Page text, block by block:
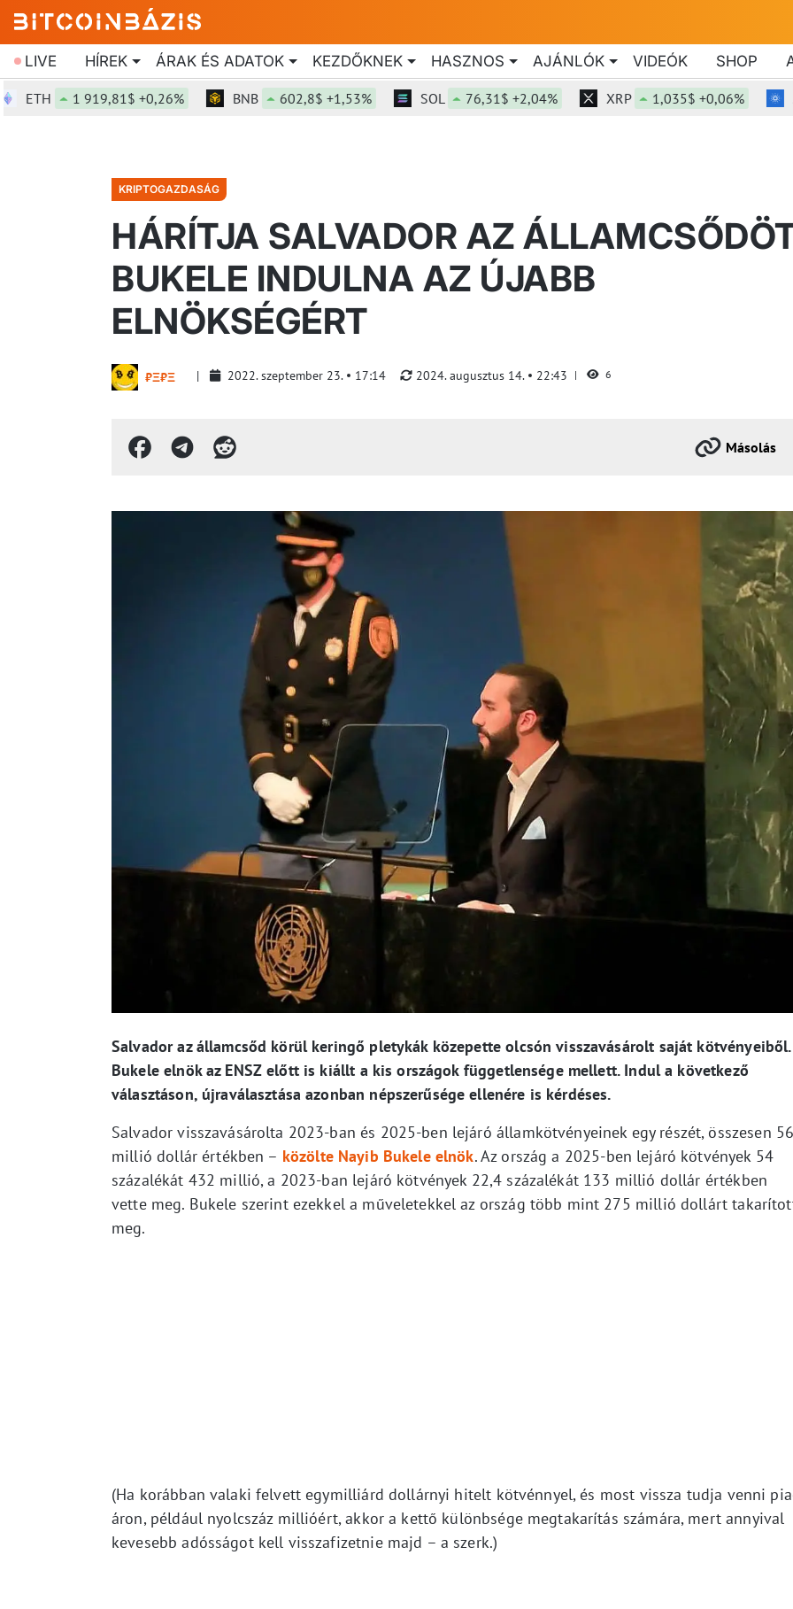
LIVE HÍREK ÁRAK ÉS ADATOK KEZDŐKNEK HASZNOS AJÁNLÓK VIDEÓK SHOP
1 919,81$ +0,26% BNB 602,8$ +1,53% SOL 76,31$ +2,04% XRP 1,035$ +0,06% ADA
KRIPTOGAZDASÁG
HÁRÍTJA SALVADOR AZ
BUKELE INDULNA AZ ÚJABB
ELNÖKSÉGÉRT
₿Ξ₿Ξ 2022. szeptember 23. 17:14 2024. augusztus 14. 22:43 6
Másolás
Salvador az államcsőd körül keringő pletykák közepette olcsón visszavásárolt saját kötvényeiből.
Bukele elnök az ENSZ előtt is kiállt a kis országok függetlensége mellett. Indul a következő
választáson, újraválasztása azonban népszerűsége ellenére is kérdéses.
Salvador visszavásárolta 2023-ban és 2025-ben lejáró államkötvényeinek egy részét, összesen
millió dollár értékben – közölte Nayib Bukele elnök. Az ország a 2025-ben lejáró kötvények 54
százalékát 432 millió, a 2023-ban lejáró kötvények 22,4 százalékát 133 millió dollár értékben
vette meg. Bukele szerint ezekkel a műveletekkel az ország több mint 275 millió dollárt
meg.
(Ha korábban valaki felvett egymilliárd dollárnyi hitelt kötvénnyel, és most vissza tudja venni
áron, például nyolcszáz millióért, akkor a kettő különbsége megtakarítás számára, mert annyival
kevesebb adósságot kell visszafizetnie majd – a szerk.)